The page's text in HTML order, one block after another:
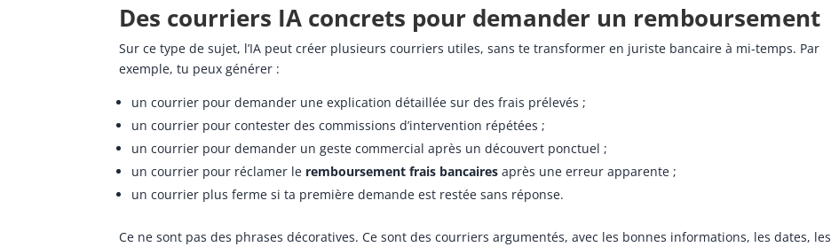
Des courriers IA concrets pour demander un remboursement
Sur ce type de sujet, l’IA peut créer plusieurs courriers utiles, sans te transformer en juriste bancaire à mi-temps. Par
exemple, tu peux générer :
un courrier pour demander une explication détaillée sur des frais prélevés ;
un courrier pour contester des commissions d’intervention répétées ;
un courrier pour demander un geste commercial après un découvert ponctuel ;
un courrier pour réclamer le remboursement frais bancaires après une erreur apparente ;
un courrier plus ferme si ta première demande est restée sans réponse.
Ce ne sont pas des phrases décoratives. Ce sont des courriers argumentés, avec les bonnes informations, les dates, les